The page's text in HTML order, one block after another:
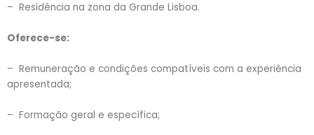
– Residência na zona da Grande Lisboa.
Oferece-se:
– Remuneração e condições compatíveis com a experiência
apresentada;
– Formação geral e específica;